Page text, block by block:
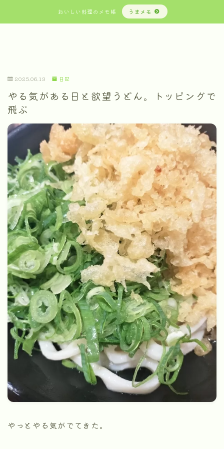
おいしい料理のメモ帳 うまメモ
2025.06.13 日記
やる気がある日と欲望うどん。トッピングで
飛ぶ
やっとやる気がでてきた。